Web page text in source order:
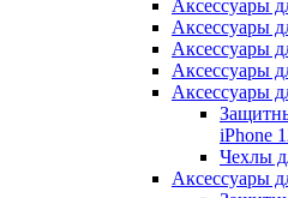
Аксессуары
Аксессуары
Аксессуары
Аксессуары
Аксессуары
iPhone
Чехлы
Аксессуары